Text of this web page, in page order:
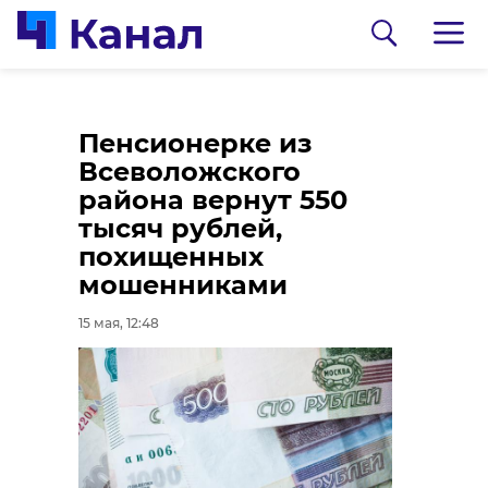
Пенсионерке из
Всеволожского
района вернут 550
тысяч рублей,
похищенных
мошенниками
15 мая, 12:48
СКР проверит
возможное
нарушение
природоохранного
законодательства в
Рощино
15 мая, 13:03
В Ленобласти
енотовидные собаки
готовятся стать
родителями
15 мая, 12:23